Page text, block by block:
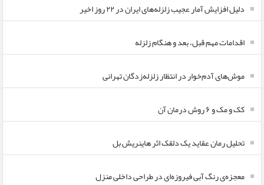
دلیل افزایش آمار عجیب زلزله‌های ایران در ۲۲ روز اخیر
اقدامات مهم قبل، بعد و هنگام زلزله
موش‌های آدم‌خوار در انتظار زلزله‌زدگان تهرانی
کک و مک و ۶ روش درمان آن
تحلیل رمان عقاید یک دلقک اثر هاینریش بل
معجزه‌ی رنگ آبی فیروزه‌ای در طراحی داخلی منزل